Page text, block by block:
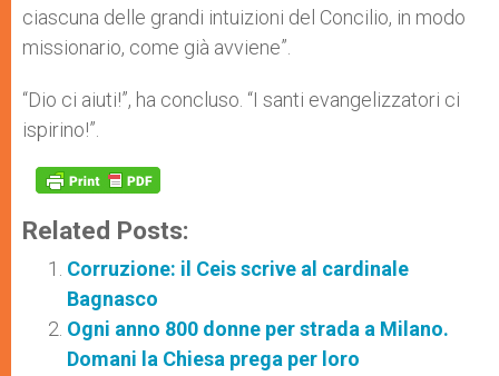
ciascuna delle grandi intuizioni del Concilio, in modo
missionario, come già avviene”.
“Dio ci aiuti!”, ha concluso. “I santi evangelizzatori ci
ispirino!”.
Related Posts:
Corruzione: il Ceis scrive al cardinale
Bagnasco
Ogni anno 800 donne per strada a Milano.
Domani la Chiesa prega per loro